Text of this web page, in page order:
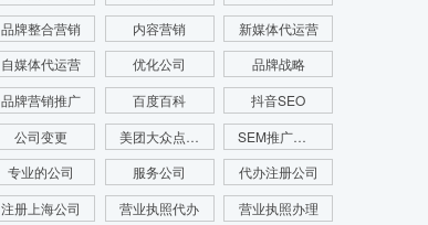
品牌整合营销
内容营销
新媒体代运营
自媒体代运营
优化公司
品牌战略
品牌营销推广
百度百科
抖音SEO
公司变更
美团大众点评运营
SEM推广公司
专业的公司
服务公司
代办注册公司
注册上海公司
营业执照代办
营业执照办理